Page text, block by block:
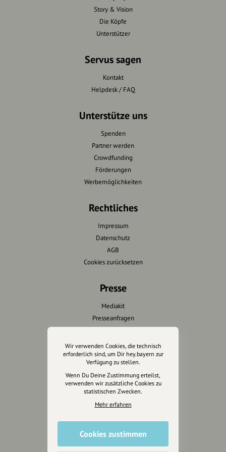
Story & Vision
Die Köpfe
Unterstützer
Servus sagen
Kontakt
Helpdesk / FAQ
Unterstütze uns
Spenden
Partner werden
Crowdfunding
Förderungen
Werbemöglichkeiten
Rechtliches
Impressum
Datenschutz
AGB
Cookies zurücksetzen
Presse
Mediakit
Presseanfragen
Wir unterstützen Euch
Fotografie & mehr
Marketing
Anakin Design
Wir verwenden Cookies, die technisch
erforderlich sind, um Dir hey.bayern zur
Verfügung zu stellen.
Wenn Du Deine Zustimmung erteilst,
verwenden wir zusätzliche Cookies zu
statistischen Zwecken.
Mehr erfahren
Cookies zustimmen